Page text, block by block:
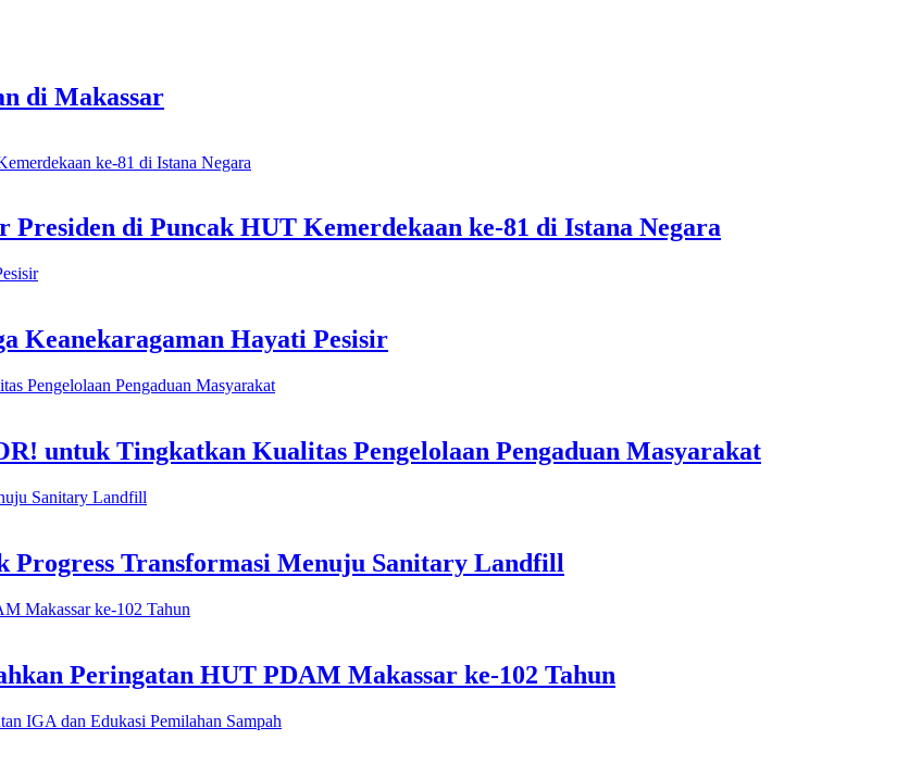
di Makassar
di Puncak HUT Kemerdekaan ke-81 di Istana Negara
Keanekaragaman Hayati Pesisir
untuk Tingkatkan Kualitas Pengelolaan Pengaduan Masyarakat
Transformasi Menuju Sanitary Landfill
Peringatan HUT PDAM Makassar ke-102 Tahun